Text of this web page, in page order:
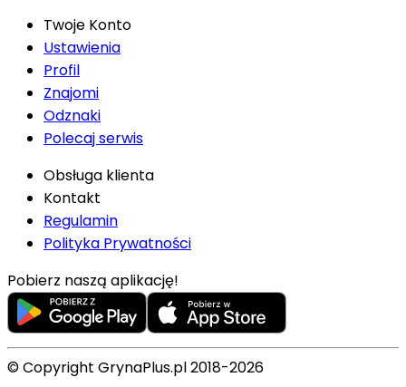
Twoje Konto
Ustawienia
Profil
Znajomi
Odznaki
Polecaj serwis
Obsługa klienta
Kontakt
Regulamin
Polityka Prywatności
Pobierz naszą aplikację!
© Copyright GrynaPlus.pl 2018-2026